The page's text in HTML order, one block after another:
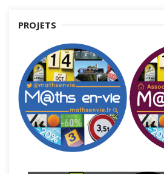
PROJETS